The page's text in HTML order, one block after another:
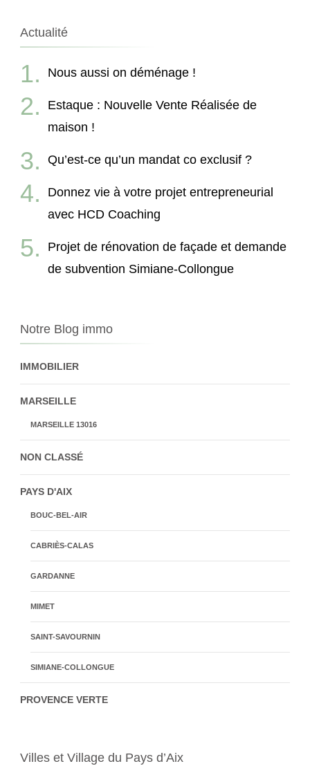
Actualité
Nous aussi on déménage !
Estaque : Nouvelle Vente Réalisée de
maison !
Qu’est-ce qu’un mandat co exclusif ?
Donnez vie à votre projet entrepreneurial
avec HCD Coaching
Projet de rénovation de façade et demande
de subvention Simiane-Collongue
Notre Blog immo
IMMOBILIER
MARSEILLE
MARSEILLE 13016
NON CLASSÉ
PAYS D'AIX
BOUC-BEL-AIR
CABRIÈS-CALAS
GARDANNE
MIMET
SAINT-SAVOURNIN
SIMIANE-COLLONGUE
PROVENCE VERTE
Villes et Village du Pays d’Aix